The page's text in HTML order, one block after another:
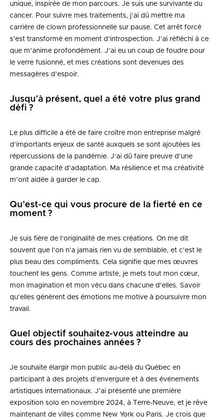
unique, inspirée de mon parcours. Je suis une survivante du
cancer. Pour suivre mes traitements, j’ai dû mettre ma
carrière de clown professionnelle sur pause. Cet arrêt forcé
s’est transformé en moment d’introspection. J’ai réfléchi à ce
que m’anime profondément. J’ai eu un coup de foudre pour
le verre fusionné, et mes créations sont devenues des
messagères d’espoir.
Jusqu’à présent, quel a été votre plus grand
défi ?
Le plus difficile a été de faire croître mon entreprise malgré
d’importants enjeux de santé auxquels se sont ajoutées les
répercussions de la pandémie. J’ai dû faire preuve d’une
grande capacité d’adaptation. Ma résilience et ma créativité
m’ont aidée à garder le cap.
Qu’est-ce qui vous procure de la fierté en ce
moment ?
Je suis fière de l’originalité de mes créations. On me dit
souvent que l’on n’a jamais rien vu de semblable, et c’est le
plus beau des compliments. Cela signifie que mes œuvres
touchent les gens. Comme artiste, je mets tout mon cœur,
mon imagination et mon vécu dans chacune d’elles. Savoir
qu’elles génèrent des émotions me motive à poursuivre mon
travail.
Quel objectif souhaitez-vous atteindre au
cours des prochaines années ?
Je souhaite élargir mon public au-delà du Québec en
participant à des projets d’envergure et à des événements
artistiques internationaux. J’ai présenté une première
exposition solo en novembre 2024, à Terre-Neuve, et je rêve
maintenant de villes comme New York ou Paris. Je crois que